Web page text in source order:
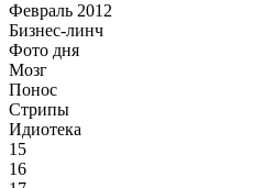
Февраль 2012
Бизнес-линч
Фото дня
Мозг
Понос
Стрипы
Идиотека
15
16